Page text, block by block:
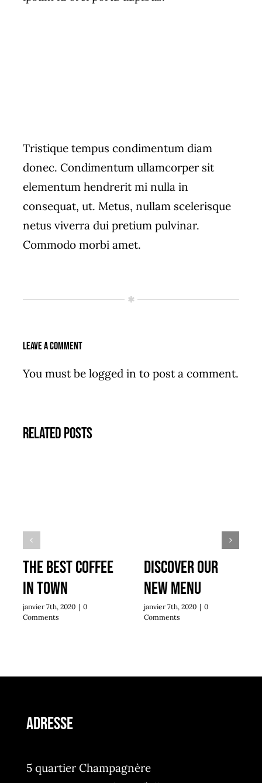
Tristique tempus condimentum diam
donec. Condimentum ullamcorper sit
elementum hendrerit mi nulla in
consequat, ut. Metus, nullam scelerisque
netus viverra dui pretium pulvinar.
Commodo morbi amet.
Leave A Comment
You must be logged in to post a comment.
Related Posts
The best coffee
in town
janvier 7th, 2020 | 0
Comments
Discover our
new menu
janvier 7th, 2020 | 0
Comments
ADRESSE
5 quartier Champagnère